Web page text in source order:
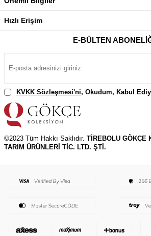
Hızlı Erişim
E-BÜLTEN
KVKK Sözleşmesi'ni, Okudum, Kabul
©2023 Tüm Hakkı Saklıdır. TİREBOLU GÖKÇE
TARIM ÜRÜNLERİ TİC. LTD. ŞTİ.